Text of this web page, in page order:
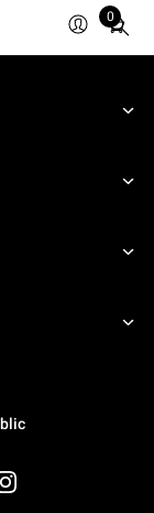
0
Total
items
cart: